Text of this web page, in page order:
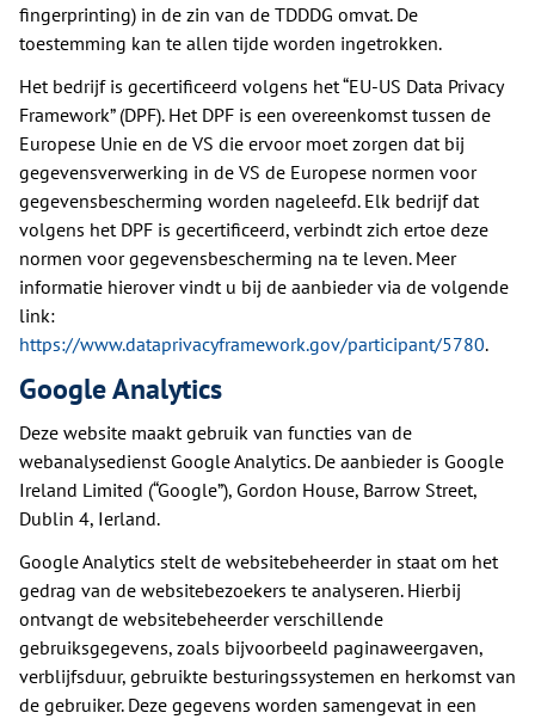
fingerprinting) in de zin van de TDDDG omvat. De
toestemming kan te allen tijde worden ingetrokken.
Het bedrijf is gecertificeerd volgens het “EU-US Data Privacy
Framework” (DPF). Het DPF is een overeenkomst tussen de
Europese Unie en de VS die ervoor moet zorgen dat bij
gegevensverwerking in de VS de Europese normen voor
gegevensbescherming worden nageleefd. Elk bedrijf dat
volgens het DPF is gecertificeerd, verbindt zich ertoe deze
normen voor gegevensbescherming na te leven. Meer
informatie hierover vindt u bij de aanbieder via de volgende
link:
https://www.dataprivacyframework.gov/participant/5780.
Google Analytics
Deze website maakt gebruik van functies van de
webanalysedienst Google Analytics. De aanbieder is Google
Ireland Limited (“Google”), Gordon House, Barrow Street,
Dublin 4, Ierland.
Google Analytics stelt de websitebeheerder in staat om het
gedrag van de websitebezoekers te analyseren. Hierbij
ontvangt de websitebeheerder verschillende
gebruiksgegevens, zoals bijvoorbeeld paginaweergaven,
verblijfsduur, gebruikte besturingssystemen en herkomst van
de gebruiker. Deze gegevens worden samengevat in een